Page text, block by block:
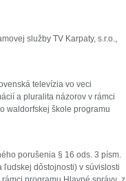
služby TV Karpaty, s.r.o.,
televízia vo veci
a pluralita názorov v rámci
waldorfskej škole programu
porušenia § 16 ods. 3 písm.
dôstojnosti) v súvislosti